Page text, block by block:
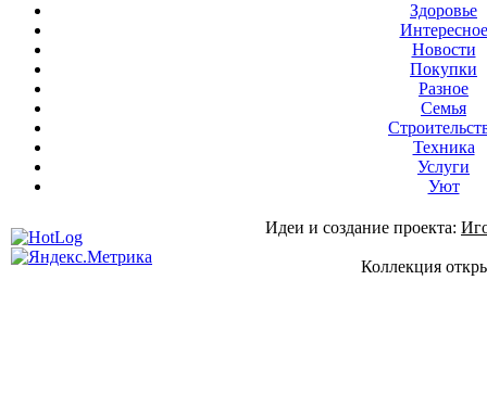
Здоровье
Интересное
Новости
Покупки
Разное
Семья
Техника
Услуги
Уют
Идеи и создание проекта:
Коллекция